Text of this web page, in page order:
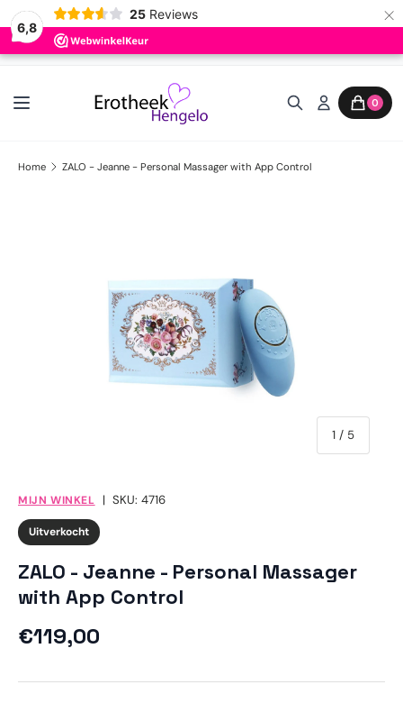
6,8
25 Reviews ×
Ga naar inhoud
0
Home ZALO - Jeanne - Personal Massager with App Control
1 / van
5
MIJN WINKEL | SKU: 4716
Uitverkocht
ZALO - Jeanne - Personal Massager
with App Control
Reguliere prijs
€119,00